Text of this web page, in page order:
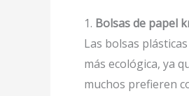
1. Bolsas de papel
Las bolsas
más ecológica, ya
muchos prefieren